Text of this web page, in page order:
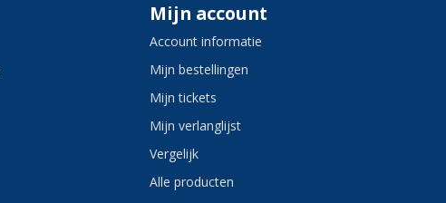
Mijn account
Account informatie
Mijn bestellingen
Mijn tickets
Mijn verlanglijst
Vergelijk
Alle producten